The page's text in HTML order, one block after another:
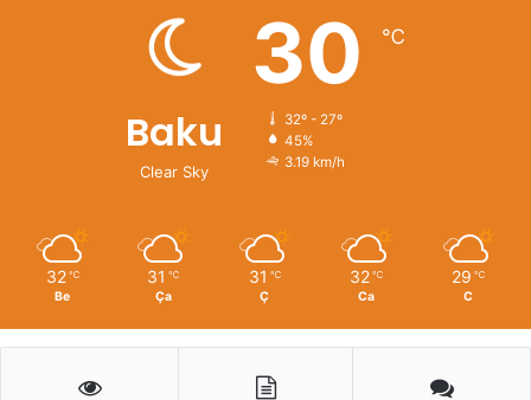
Baku
Clear Sky
30 ℃
32º - 27º
45%
3.19 km/h
32 ℃
Be
31 ℃
Ça
31 ℃
Ç
32 ℃
Ca
29 ℃
C